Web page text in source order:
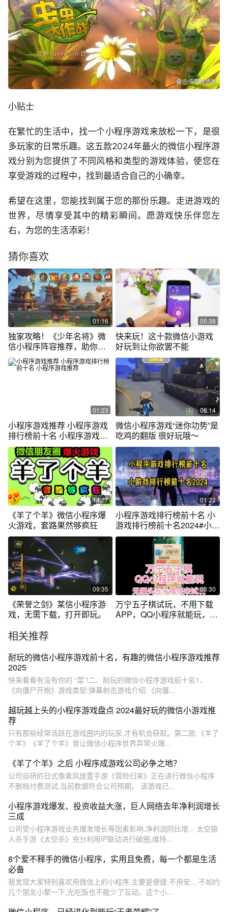
小贴士
在繁忙的生活中，找一个小程序游戏来放松一下，是很
多玩家的日常乐趣。这五款2024年最火的微信小程序游
戏分别为您提供了不同风格和类型的游戏体验，使您在
享受游戏的过程中，找到最适合自己的小确幸。
希望在这里，您能找到属于您的那份乐趣。走进游戏的
世界，尽情享受其中的精彩瞬间。愿游戏快乐伴您左
右，为您的生活添彩！
猜你喜欢
01:16
独家攻略！《少年名将》微
信小程序阵容推荐，助你称
霸游戏世界！
05:38
快来玩！这十款微信小游戏
好玩到让你欲罢不能
01:23
小程序游戏推荐 小程序游戏
排行榜前十名 小程序游戏推
荐
08:14
微信小程序游戏“迷你功势”是
吃鸡的翻版 很好玩哦～
14:27
《羊了个羊》微信小程序爆
火游戏，套路果然够疯狂
01:22
小程序游戏排行榜前十名 小
游戏排行榜前十名2024#小程
序游戏
09:35
《荣誉之剑》某信小程序游
戏，无需下载，打开即玩。
03:30
万宁五子棋试玩，不用下载
APP，QQ小程序就能玩，开
相关推荐
耐玩的微信小程序游戏前十名，有趣的微信小程序游戏推荐
2025
快来看看有没有你的 “菜”!二、耐玩的微信小程序游戏前十名1、
《向僵尸开炮》游戏类型:弹幕射击游戏介绍:《向僵...
越玩越上头的小程序游戏盘点 2024最好玩的微信小游戏推
荐
只有那些经常活跃在游戏圈内的玩家,才有机会获取。第二款:《羊了
个羊》《羊了个羊》曾让微信小程序世界异常火爆...
《羊了个羊》之后 小程序成游戏公司必争之地？
公司自研的日式像素风放置手游《冒险归来》正在进行微信小程序
不删档付费测试,当前数据符合公司预期。 该游戏已...
小程序游戏爆发、投资收益大涨，巨人网络去年净利润增长
三成
公司受小程序游戏业务爆发增长等因素影响,净利润同比增... 太空狼
人杀手游《太空杀》充分利用IP联动进行破圈,维持...
8个爱不释手的微信小程序，实用且免费，每一个都是生活
必备
我发现大家特别喜欢用微信上的小程序,主要是便捷,不用安... 不如约
几个朋友小聚一下,光吃饭也不能少了互动。这个小...